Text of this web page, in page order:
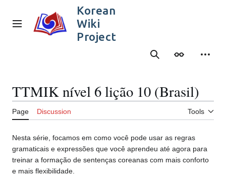
content
Main menu
Korean
Wiki
Project
SearchAppearance
TTMIK nível 6 lição 10 (Brasil)
Page Discussion Tools
Nesta série, focamos em como você pode usar as regras
gramaticais e expressões que você aprendeu até agora para
treinar a formação de sentenças coreanas com mais conforto
e mais flexibilidade.